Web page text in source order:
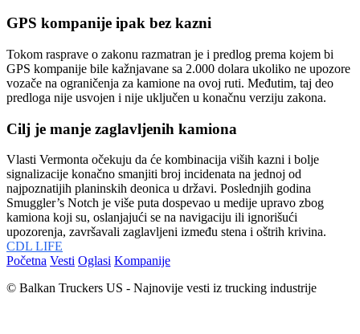
GPS kompanije ipak bez kazni
Tokom rasprave o zakonu razmatran je i predlog prema kojem bi
GPS kompanije bile kažnjavane sa 2.000 dolara ukoliko ne upozore
vozače na ograničenja za kamione na ovoj ruti. Međutim, taj deo
predloga nije usvojen i nije uključen u konačnu verziju zakona.
Cilj je manje zaglavljenih kamiona
Vlasti Vermonta očekuju da će kombinacija viših kazni i bolje
signalizacije konačno smanjiti broj incidenata na jednoj od
najpoznatijih planinskih deonica u državi. Poslednjih godina
Smuggler’s Notch je više puta dospevao u medije upravo zbog
kamiona koji su, oslanjajući se na navigaciju ili ignorišući
upozorenja, završavali zaglavljeni između stena i oštrih krivina.
CDL LIFE
Početna Vesti Oglasi Kompanije
© Balkan Truckers US - Najnovije vesti iz trucking industrije